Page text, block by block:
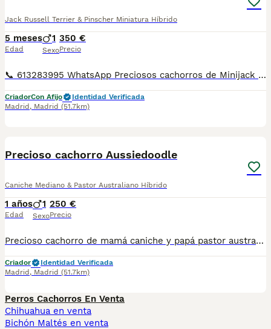
Jack Russell Terrier & Pinscher Miniatura Híbrido
5 meses
Edad
1
Sexo
350 €
Precio
📞 613283995 WhatsApp Preciosos cachorros de Minijack todo una belleza de machito Entregamos nuestros pequeños cachorritos con todas las garantías y cuidados necesarios , disponemos de núcleo zoológico para crianza y venta de nuestros cachorros . ✅Desparasitaciones y vacunas correspondientes a su edad . ✅Cartilla de vacunación . ✅Revisiones veterinarias . ✅Garantías víricas de 15 días . ✅Garantías genéticas de un año . Seriedad , confianza y bienestar animal son nuestra prioridad . También ofrecemos transporte propio para nuestros pequeños cachorros a toda la península , el pago lo podéis hacer contra reembolso . (con coste adicional) . Mandamos a toda España . Disponemos de varias razas Si no esta la raza que queréis llámanos , intentaremos encontrártela , trabajamos con los mejores criadores de España .
CriadorCon Afijo
Identidad Verificada
Madrid , Madrid (51.7km)
Precioso cachorro Aussiedoodle
Caniche Mediano & Pastor Australiano Híbrido
1 años
Edad
1
Sexo
250 €
Precio
Precioso cachorro de mamá caniche y papá pastor australiano.. criado en familia.. vacunado y desparasitado..
Criador
Identidad Verificada
Madrid , Madrid (51.7km)
Perros Cachorros En Venta
Chihuahua en venta
Bichón Maltés en venta